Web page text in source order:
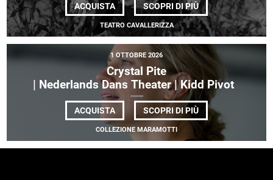
ACQUISTA SCOPRI DI PIÙDI
SCARECROW
•
ENSEMBLE
MULTILATÉRALE
•
LEO
WARINSKY
TEATRO CAVALLERIZZA
1 OTTOBRE 2026
Crystal Pite
| Nederlands Dans Theater | Kidd Pivot
ACQUISTA SCOPRI DI PIÙDI
CRYSTAL
| NEDERLANDS
COLLEZIONE MARAMOTTI